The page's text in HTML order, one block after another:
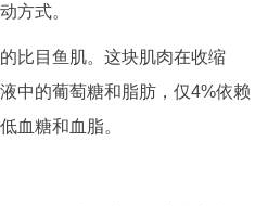
我要咨询 我要建议
方式。
比目鱼肌。这块肌肉在收缩
中的葡萄糖和脂肪，仅4%依赖
血糖和血脂。